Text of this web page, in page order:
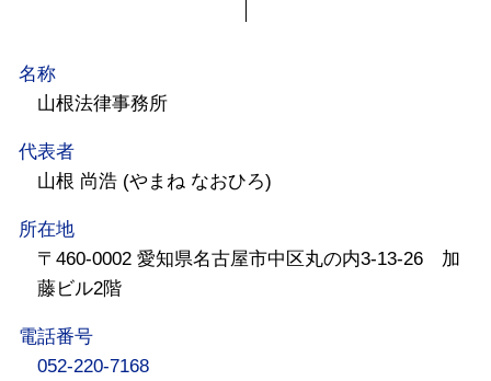
名称
山根法律事務所
代表者
山根 尚浩 (やまね なおひろ)
所在地
〒460-0002 愛知県名古屋市中区丸の内3-13-26 加
藤ビル2階
電話番号
052-220-7168